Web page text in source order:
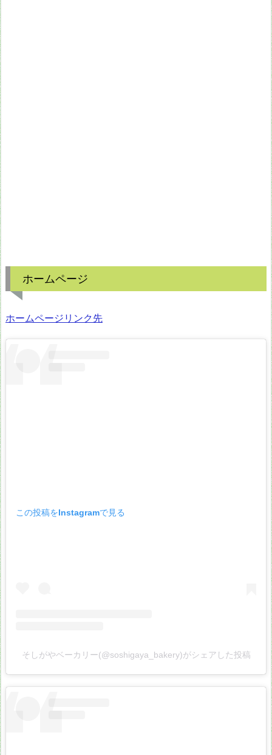
ホームページ
ホームページリンク先
この投稿をInstagramで見る
そしがやベーカリー(@soshigaya_bakery)がシェアした投稿